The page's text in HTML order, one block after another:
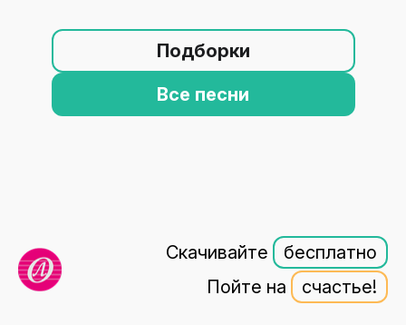
Подборки
Все песни
Скачивайте
бесплатно
Пойте на
счастье!